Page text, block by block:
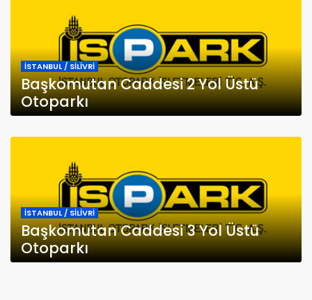
İSTANBUL / SİLİVRİ
Başkomutan Caddesi 2 Yol Üstü
Otoparkı
İSTANBUL / SİLİVRİ
Başkomutan Caddesi 3 Yol Üstü
Otoparkı